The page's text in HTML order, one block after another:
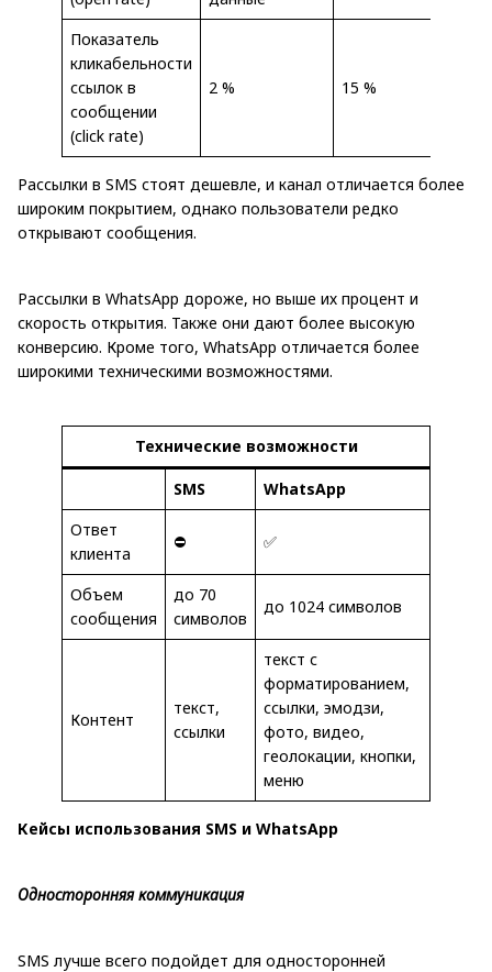
Показатель
кликабельности
ссылок в
сообщении
(click rate)
2 % 15 %
Рассылки в SMS стоят дешевле, и канал отличается более
широким покрытием, однако пользователи редко
открывают сообщения.
Рассылки в WhatsApp дороже, но выше их процент и
скорость открытия. Также они дают более высокую
конверсию. Кроме того, WhatsApp отличается более
широкими техническими возможностями.
Технические возможности
SMS
WhatsApp
Ответ
клиента
⛔ ✅
Объем
сообщения
до 70
символов
до 1024 символов
Контент
текст,
ссылки
текст с
форматированием,
ссылки, эмодзи,
фото, видео,
геолокации, кнопки,
меню
Кейсы использования SMS и WhatsApp
Односторонняя коммуникация
SMS лучше всего подойдет для односторонней